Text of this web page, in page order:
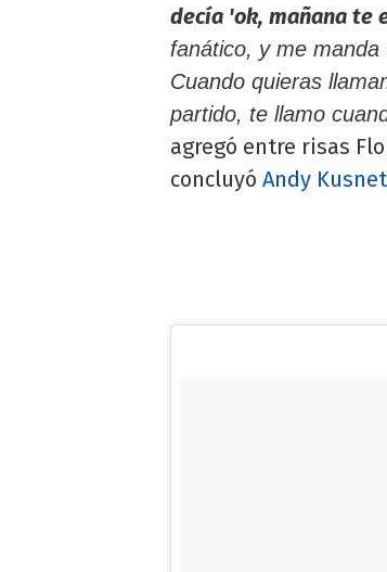
decía 'ok, mañana te
fanático, y me
Cuando quieras
partido, te llamo
agregó entre risas
concluyó Andy